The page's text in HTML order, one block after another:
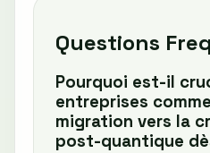
Questions
Pourquoi est-il
entreprises
migration vers la
post-quantique